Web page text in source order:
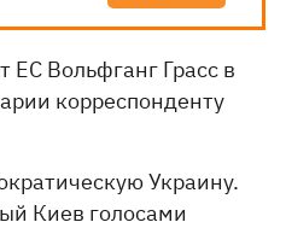
ЕС Вольфганг Грасс в
корреспонденту
Украину.
Киев голосами